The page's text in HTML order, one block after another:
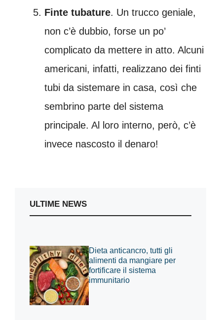
Finte tubature. Un trucco geniale,
non c’è dubbio, forse un po’
complicato da mettere in atto. Alcuni
americani, infatti, realizzano dei finti
tubi da sistemare in casa, così che
sembrino parte del sistema
principale. Al loro interno, però, c’è
invece nascosto il denaro!
ULTIME NEWS
Dieta anticancro, tutti gli
alimenti da mangiare per
fortificare il sistema
immunitario